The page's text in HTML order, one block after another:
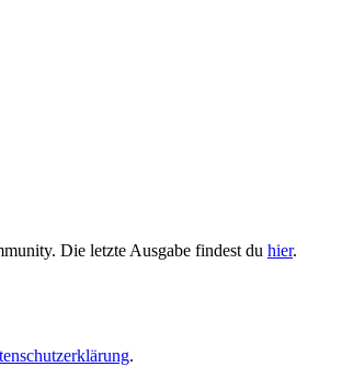
Die letzte Ausgabe findest du hier.
.